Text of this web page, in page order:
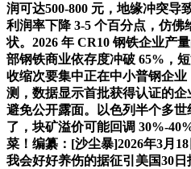
润可达500-800 元，地缘冲突导
利润率下降 3-5 个百分点，仿佛
状。2026 年 CR10 钢铁企业产
部钢铁商业依存度冲破 65%，
收缩次要集中正在中小普钢企
测，数据显示首批获得认证的
避免公开露面。以色列半个多
了，块矿溢价可能回调 30%-
菜！编纂：[沙尘暴]2026年3月
我会好好养伤的据征引美国30日